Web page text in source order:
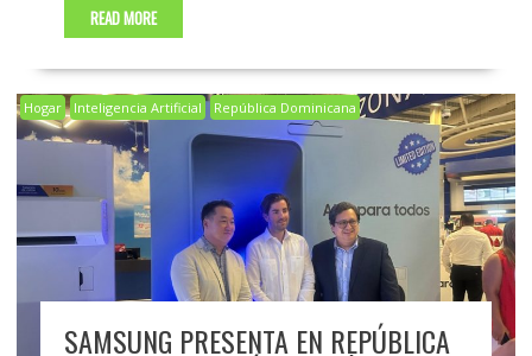
READ MORE
Hogar Inteligencia Artificial República Dominicana
SAMSUNG PRESENTA EN REPÚBLICA